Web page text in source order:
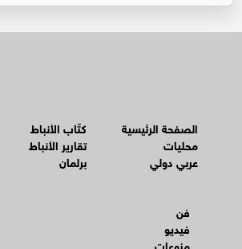
الصفحة الرئيسية
محليات
عربي دولي
كتّاب الأنباط
تقارير الأنباط
برلمان
فن
فيديو
منوعات